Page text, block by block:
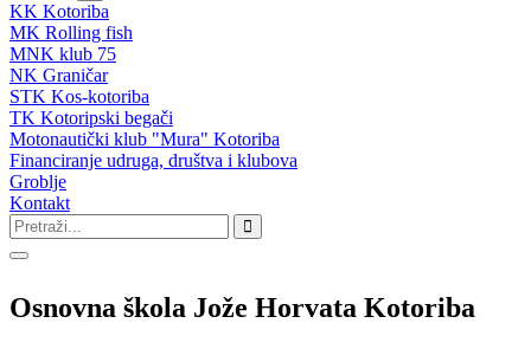
KK Kotoriba
MK Rolling fish
MNK klub 75
NK Graničar
STK Kos-kotoriba
TK Kotoripski begači
Motonautički klub "Mura" Kotoriba
Financiranje udruga, društva i klubova
Groblje
Kontakt
Osnovna škola Jože Horvata Kotoriba